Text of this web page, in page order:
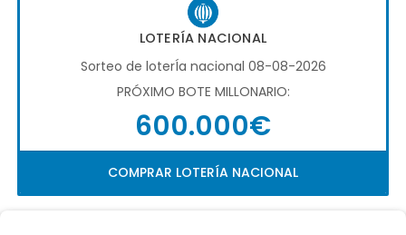
LOTERÍA NACIONAL
Sorteo de loterÍa nacional 08-08-2026
PRÓXIMO BOTE MILLONARIO:
600.000€
COMPRAR LOTERÍA NACIONAL